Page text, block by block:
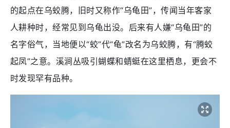
的起点在乌蛟腾，旧时又称作“乌龟田”，传闻当年客家
人耕种时，经常见到乌龟出没。后来有人嫌“乌龟田”的
名字俗气，当地便以“蛟”代“龟”改名为乌蛟腾，有“腾蛟
起凤”之意。溪涧丛吸引蝴蝶和蜻蜓在这里栖息，更会不
时发现罕有品种。